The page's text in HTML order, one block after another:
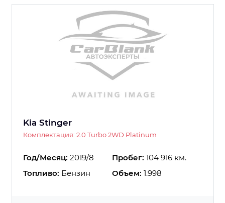
Kia Stinger
Комплектация: 2.0 Turbo 2WD Platinum
Год/Месяц: 2019/8 Пробег: 104 916 км.
Топливо: Бензин Объем: 1.998